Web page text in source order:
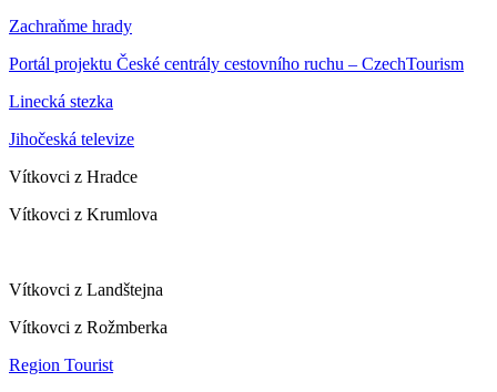
Zachraňme hrady
Portál projektu České centrály cestovního ruchu – CzechTourism
Linecká stezka
Jihočeská televize
Vítkovci z Hradce
Vítkovci z Krumlova
Vítkovci z Landštejna
Vítkovci z Rožmberka
Region Tourist